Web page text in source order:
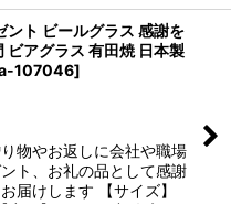
ント ビールグラス 感謝を
ビアグラス 有田焼 日本製
107046]
物やお返しに会社や職場
ト、お礼の品として感謝
届けします 【サイズ】